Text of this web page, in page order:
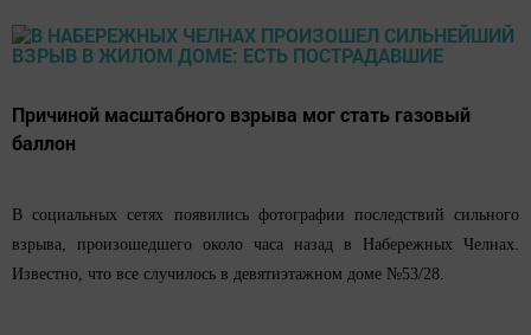
Причиной масштабного взрыва мог стать газовый
баллон
В социальных сетях появились фотографии последствий сильного
взрыва, произошедшего около часа назад в Набережных Челнах.
Известно, что все случилось в девятиэтажном доме №53/28.